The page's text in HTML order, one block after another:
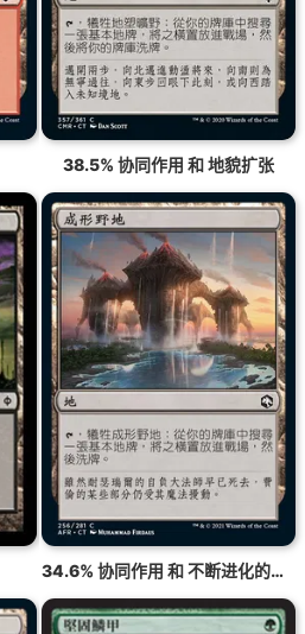
38.5% 协同作用 和 地貌扩张
34.6% 协同作用 和 不断进化的荒野